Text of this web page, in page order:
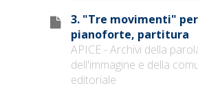
3. "Tre movimenti"
pianoforte, partitura
APICE - Archivi della
dell'immagine e della
editoriale